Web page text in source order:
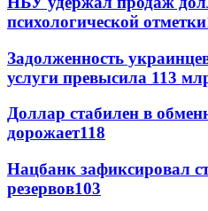
психологической отметки
Задолженность
услуги превысила 113
Доллар стабилен в
дорожает118
Нацбанк зафиксировал
резервов103